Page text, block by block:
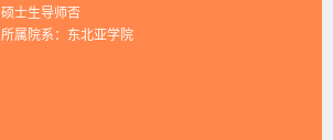
硕士生导师否
所属院系：东北亚学院